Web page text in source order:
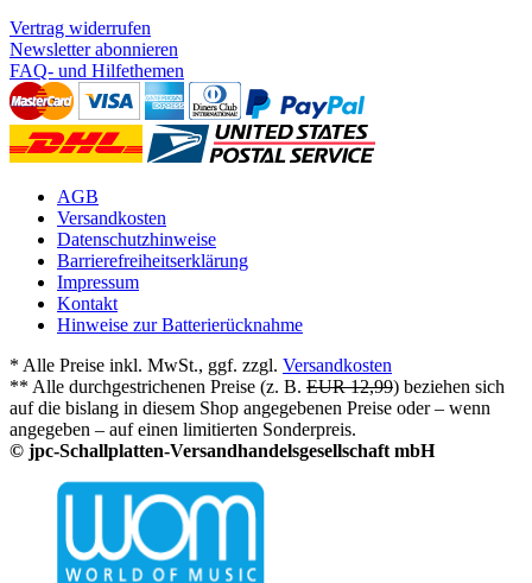
Vertrag widerrufen
Newsletter abonnieren
FAQ- und Hilfethemen
AGB
Versandkosten
Datenschutzhinweise
Barrierefreiheitserklärung
Impressum
Kontakt
Hinweise zur Batterierücknahme
* Alle Preise inkl. MwSt., ggf. zzgl. Versandkosten
** Alle durchgestrichenen Preise (z. B. EUR 12,99) beziehen sich
auf die bislang in diesem Shop angegebenen Preise oder – wenn
angegeben – auf einen limitierten Sonderpreis.
© jpc-Schallplatten-Versandhandelsgesellschaft mbH